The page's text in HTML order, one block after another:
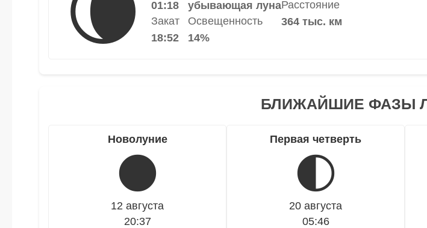
01:18
Закат
18:52
убывающая луна
Освещенность
14%
Расстояние
364 тыс. км
БЛИЖАЙШИЕ ФАЗЫ
Новолуние
🌑
12 августа
20:37
Первая четверть
🌓
20 августа
05:46